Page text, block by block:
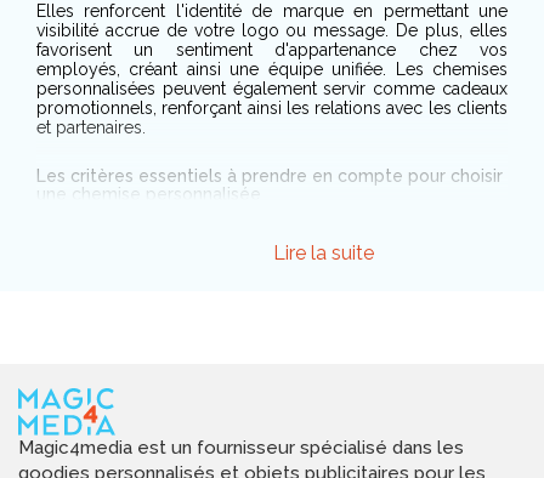
Lire la suite
Elles renforcent l'identité de marque en permettant une
visibilité accrue de votre logo ou message. De plus, elles
favorisent un sentiment d'appartenance chez vos
employés, créant ainsi une équipe unifiée. Les chemises
personnalisées peuvent également servir comme cadeaux
promotionnels, renforçant ainsi les relations avec les clients
et partenaires.
Les critères essentiels à prendre en compte pour choisir
une chemise personnalisée
respirants pour un confort optimal. La coupe de la chemise
impeccable. Pensez également à la facilité d'entretien de la
chemise, car un vêtement qui se lave et se repasse
facilement est un atout précieux.
Magic4media est un fournisseur spécialisé dans les
goodies personnalisés et objets publicitaires pour les